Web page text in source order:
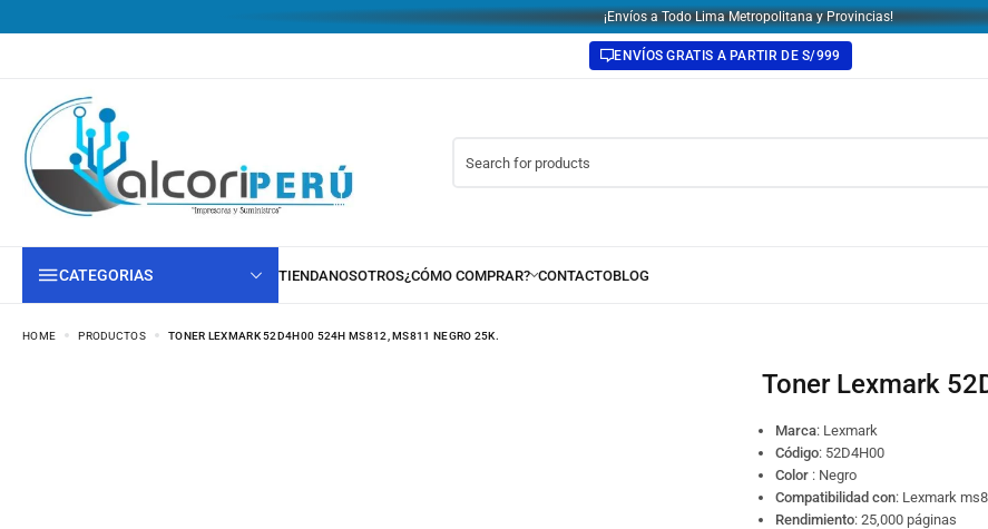
¡Envíos a Todo Lima Metropolitana y Provincias!
ENVÍOS GRATIS A PARTIR DE S/999
CATEGORIAS
HOME PRODUCTOS TONER LEXMARK 52D4H00 524H MS812, MS811 NEGRO 25K.
Toner Lexmark
Marca: Lexmark
Código: 52D4H00
Color : Negro
Compatibilidad con: Lexmark
Rendimiento: 25,000 páginas